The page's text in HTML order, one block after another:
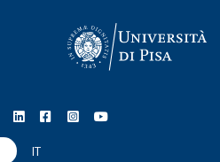
CercaIT